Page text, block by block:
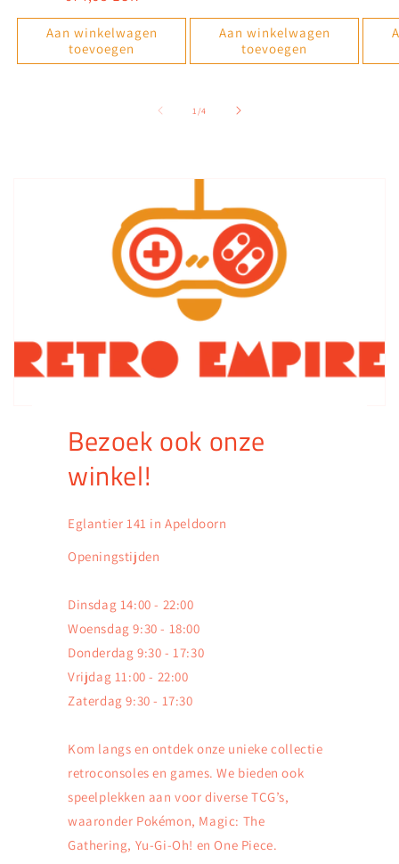
prijs
Aan winkelwagen
toevoegen
Aan winkelwagen
toevoegen
1/van
4
Bezoek ook onze
winkel!
Eglantier 141 in Apeldoorn
Openingstijden
Dinsdag 14:00 - 22:00
Woensdag 9:30 - 18:00
Donderdag 9:30 - 17:30
Vrijdag 11:00 - 22:00
Zaterdag 9:30 - 17:30
Kom langs en ontdek onze unieke collectie
retroconsoles en games. We bieden ook
speelplekken aan voor diverse TCG’s,
waaronder Pokémon, Magic: The
Gathering, Yu-Gi-Oh! en One Piece.